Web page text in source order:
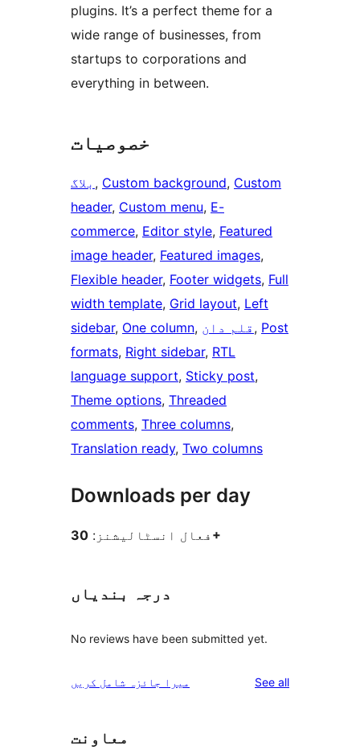
plugins. It’s a perfect theme for a
wide range of businesses, from
startups to corporations and
everything in between.
خصوصیات
بلاگ , Custom background, Custom
header, Custom menu, E-
commerce, Editor style, Featured
image header, Featured images
Flexible header, Footer widgets, Full
width template, Grid layout, Left
sidebar, One column, قلم دان , Post
formats, Right sidebar, RTL
language support, Sticky post
Theme options, Threaded
comments, Three columns
Translation ready, Two columns
Downloads per day
فعال انسٹالیشنز: 30+
درجہ بندیاں
No reviews have been submitted yet.
میرا جائزہ شامل کریں See allreviews
معاونت